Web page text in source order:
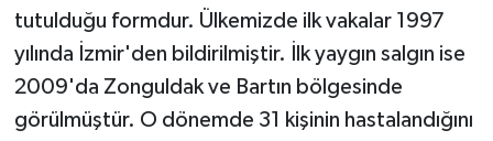
tutulduğu formdur. Ülkemizde ilk vakalar 1997
yılında İzmir'den bildirilmiştir. İlk yaygın salgın ise
2009'da Zonguldak ve Bartın bölgesinde
görülmüştür. O dönemde 31 kişinin hastalandığını